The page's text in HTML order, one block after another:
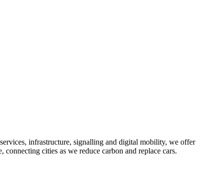
infrastructure, signalling and digital mobility, we offer
cities as we reduce carbon and replace cars.